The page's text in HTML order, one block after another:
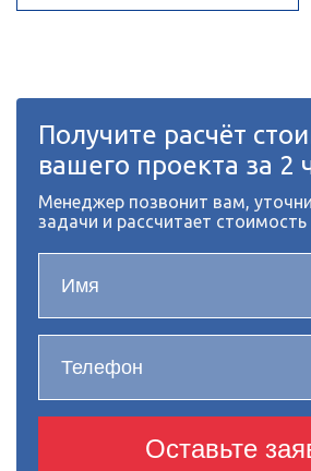
Получите расчёт
вашего проекта за 2
Менеджер позвонит вам,
задачи и рассчитает стоимость
Оставьте